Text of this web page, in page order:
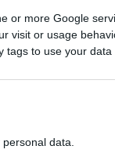
or more Google
visit or usage
to use your
data.